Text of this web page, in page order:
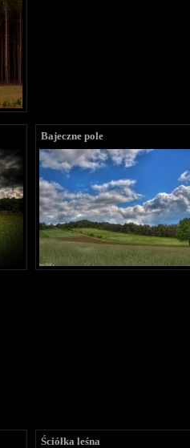
Bajeczne pole
Ściółka leśna